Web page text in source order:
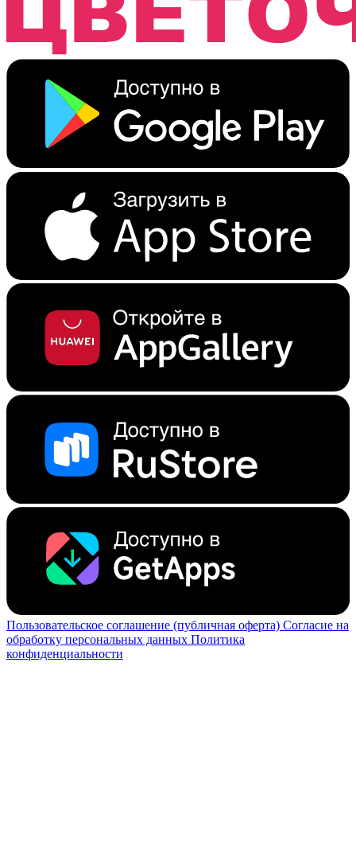
Пользовательское соглашение (публичная оферта) Согласие на
обработку персональных данных Политика
конфиденциальности